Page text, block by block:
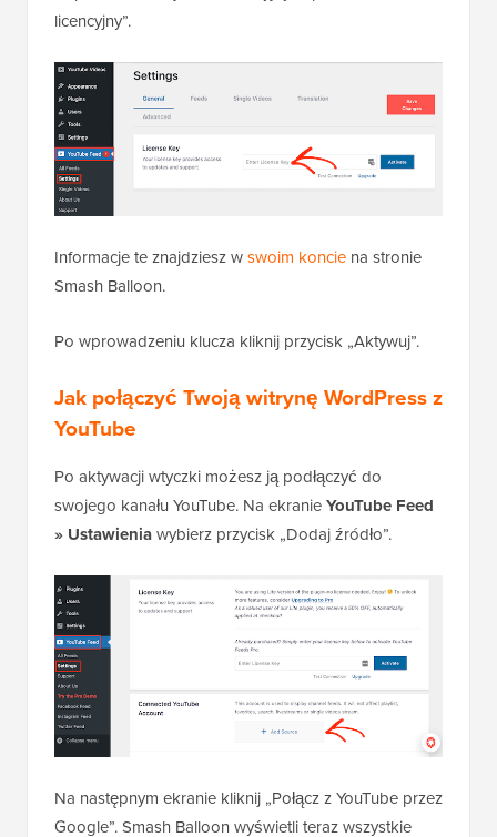
licencyjny”.
Informacje te znajdziesz wswoim koncie na stronie
Smash Balloon.
Po wprowadzeniu klucza kliknij przycisk „Aktywuj”.
Jak połączyć Twoją witrynę WordPress z
YouTube
Po aktywacji wtyczki możesz ją podłączyć do
swojego kanału YouTube. Na ekranieYouTube Feed
» Ustawieniawybierz przycisk „Dodaj źródło”.
Na następnym ekranie kliknij „Połącz z YouTube przez
Google”. Smash Balloon wyświetli teraz wszystkie